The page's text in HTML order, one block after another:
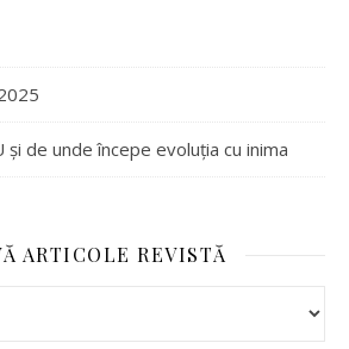
de unde începe evoluția cu inima
ARTICOLE REVISTĂ